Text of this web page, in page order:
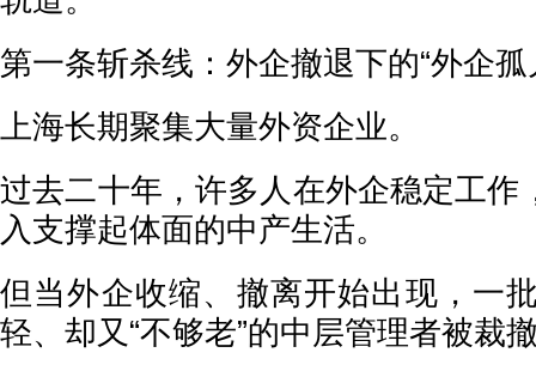
第一条斩杀线：外企撤退下的“外企孤
上海长期聚集大量外资企业。
过去二十年，许多人在外企稳定工作
入支撑起体面的中产生活。
但当外企收缩、撤离开始出现，一
轻、却又“不够老”的中层管理者被裁